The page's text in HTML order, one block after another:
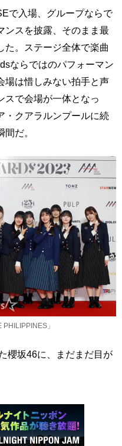
で入場、グループならで
ンスを披露、そのまま最
た。ステージ全体で楽曲
ならではのパフォーマン
場は惜しみない拍手と声
スで会場が一体となっ
・クアラルンプールに続
だ。
」
櫻坂46に、まだまだ目が